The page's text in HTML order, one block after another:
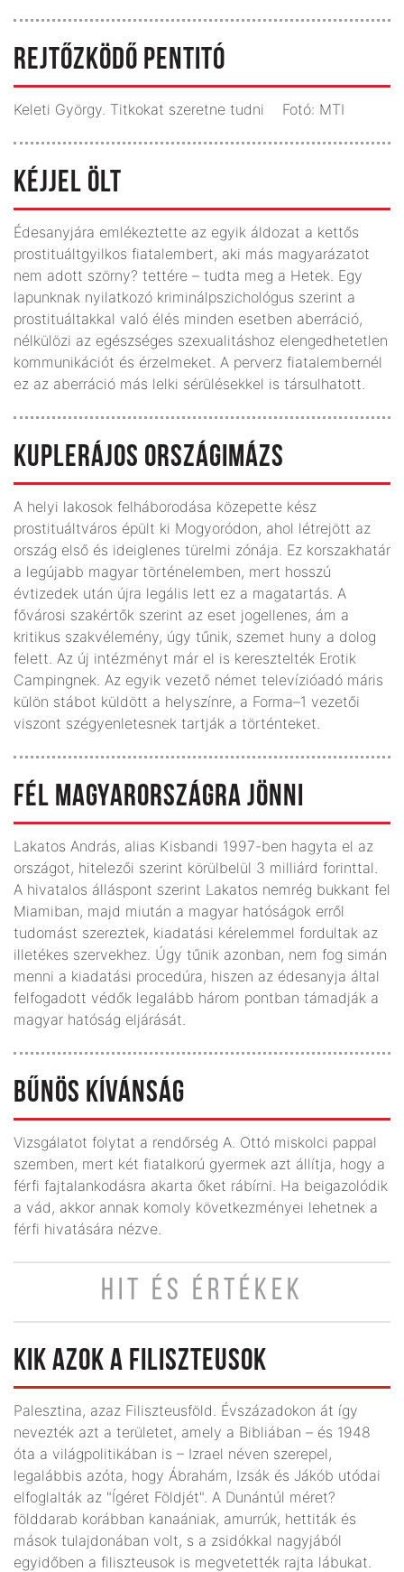
REJTŐZKÖDŐ PENTITÓ
Keleti György. Titkokat szeretne tudni Fotó: MTI
KÉJJEL ÖLT
Édesanyjára emlékeztette az egyik áldozat a kettős
prostituáltgyilkos fiatalembert, aki más magyarázatot
nem adott szörny? tettére – tudta meg a Hetek. Egy
lapunknak nyilatkozó kriminálpszichológus szerint a
prostituáltakkal való élés minden esetben aberráció,
nélkülözi az egészséges szexualitáshoz elengedhetetlen
kommunikációt és érzelmeket. A perverz fiatalembernél
ez az aberráció más lelki sérülésekkel is társulhatott.
KUPLERÁJOS ORSZÁGIMÁZS
A helyi lakosok felháborodása közepette kész
prostituáltváros épült ki Mogyoródon, ahol létrejött az
ország első és ideiglenes türelmi zónája. Ez korszakhatár
a legújabb magyar történelemben, mert hosszú
évtizedek után újra legális lett ez a magatartás. A
fővárosi szakértők szerint az eset jogellenes, ám a
kritikus szakvélemény, úgy tűnik, szemet huny a dolog
felett. Az új intézményt már el is keresztelték Erotik
Campingnek. Az egyik vezető német televízióadó máris
külön stábot küldött a helyszínre, a Forma–1 vezetői
viszont szégyenletesnek tartják a történteket.
FÉL MAGYARORSZÁGRA JÖNNI
Lakatos András, alias Kisbandi 1997-ben hagyta el az
országot, hitelezői szerint körülbelül 3 milliárd forinttal.
A hivatalos álláspont szerint Lakatos nemrég bukkant fel
Miamiban, majd miután a magyar hatóságok erről
tudomást szereztek, kiadatási kérelemmel fordultak az
illetékes szervekhez. Úgy tűnik azonban, nem fog simán
menni a kiadatási procedúra, hiszen az édesanyja által
felfogadott védők legalább három pontban támadják a
magyar hatóság eljárását.
BŰNÖS KÍVÁNSÁG
Vizsgálatot folytat a rendőrség A. Ottó miskolci pappal
szemben, mert két fiatalkorú gyermek azt állítja, hogy a
férfi fajtalankodásra akarta őket rábírni. Ha beigazolódik
a vád, akkor annak komoly következményei lehetnek a
férfi hivatására nézve.
HIT ÉS ÉRTÉKEK
KIK AZOK A FILISZTEUSOK
Palesztina, azaz Filiszteusföld. Évszázadokon át így
nevezték azt a területet, amely a Bibliában – és 1948
óta a világpolitikában is – Izrael néven szerepel,
legalábbis azóta, hogy Ábrahám, Izsák és Jákób utódai
elfoglalták az "Ígéret Földjét". A Dunántúl méret?
földdarab korábban kanaániak, amurrúk, hettiták és
mások tulajdonában volt, s a zsidókkal nagyjából
egyidőben a filiszteusok is megvetették rajta lábukat.